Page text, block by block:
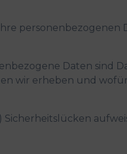
personenbezogenen
Daten sind
wir erheben und wofür